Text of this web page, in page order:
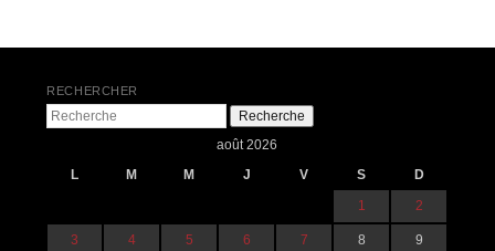
RECHERCHER
Recherche
août 2026
L
M M J V S
D
1
2
3 4 5 6 7 8 9